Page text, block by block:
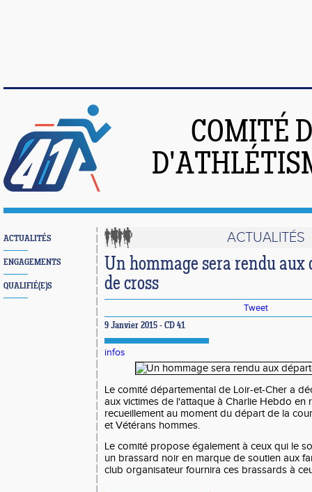
COMITÉ
ACTUALITÉS
ENGAGEMENTS
QUALIFIÉ(E)S
ACTUALITÉS
Un hommage sera rendu
de cross
Tweet
9 Janvier 2015 - CD 41
infos
Le comité départemental de Loir-et-Cher a
aux victimes de l'attaque à Charlie Hebdo en
recueillement au moment du départ de la
et Vétérans hommes.
Le comité propose également à ceux qui le
un brassard noir en marque de soutien aux
club organisateur fournira ces brassards à